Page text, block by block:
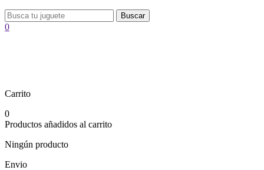
Buscar
0
Carrito
0
Productos añadidos al carrito
Ningún producto
Envio